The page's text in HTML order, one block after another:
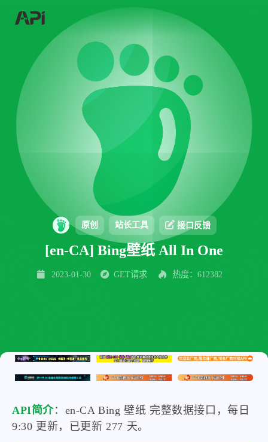
原创 站长工具 接口反馈
[en-CA] Bing壁纸 All In One
2023-01-30 GET请求 热度：612382
API简介：en-CA Bing 壁纸 完整数据接口，每日
9:30 更新，已更新 277 天。